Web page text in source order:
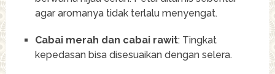
agar aromanya tidak terlalu menyengat.
Cabai merah dan cabai rawit: Tingkat
kepedasan bisa disesuaikan dengan selera.